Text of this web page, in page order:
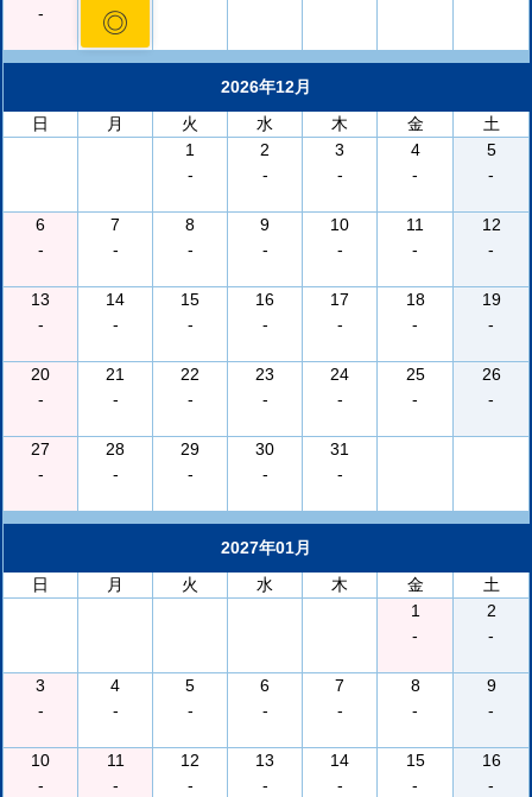
- ◎
2026年12月
日
月 火 水 木 金
土
1
-
2
-
3
-
4
-
5
-
6
-
7
-
8
-
9
-
10
-
11
-
12
-
13
-
14
-
15
-
16
-
17
-
18
-
19
-
20
-
21
-
22
-
23
-
24
-
25
-
26
-
27
-
28
-
29
-
30
-
31
-
2027年01月
日
月 火 水 木 金
土
1
-
2
-
3
-
4
-
5
-
6
-
7
-
8
-
9
-
10
-
11
-
12
-
13
-
14
-
15
-
16
-